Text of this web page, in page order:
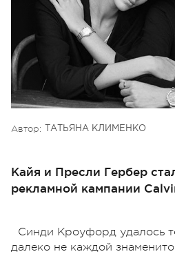
Автор: ТАТЬЯНА КЛИМЕНКО
Кайя и Пресли Гербер
рекламной кампании
Синди Кроуфорд удалось
далеко не каждой